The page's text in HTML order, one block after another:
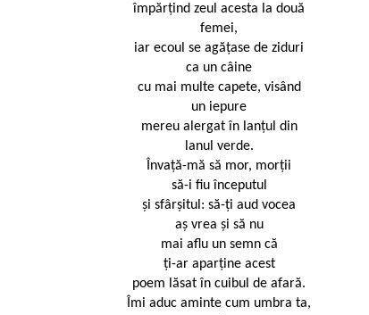
împărţind zeul acesta la două
femei,
iar ecoul se agăţase de ziduri
ca un câine
cu mai multe capete, visând
un iepure
mereu alergat în lanţul din
lanul verde.
Învaţă-mă să mor, morţii
să-i fiu începutul
şi sfârşitul: să-ţi aud vocea
aş vrea şi să nu
mai aflu un semn că
ţi-ar aparţine acest
poem lăsat în cuibul de afară.
Îmi aduc aminte cum umbra ta,